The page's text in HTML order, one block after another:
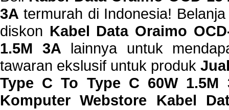
3A termurah di Indonesia!
diskon Kabel Data Oraimo
1.5M 3A lainnya untuk
tawaran ekslusif untuk produk
Type C To Type C 60W
Komputer Webstore Kabel